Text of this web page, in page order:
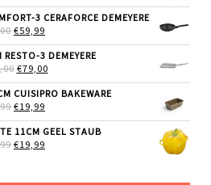
WAS:
€205,00.
IS:
3 CERAFORCE DEMEYERE
OORSPRONKELIJKE
WAS:
€69,00.
€59,99
IS:
€59,99.
3 DEMEYERE
OORSPRONKELIJKE
WAS:
€139,00.
€79,00HUIDIGE
IS:
CUISIPRO BAKEWARE
OORSPRONKELIJKE
WAS:
€23,99.
€19,99
IS:
11CM GEEL STAUB
OORSPRONKELIJKE
€19,99